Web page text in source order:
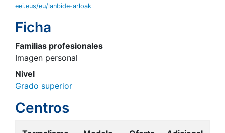
eei.eus/eu/lanbide-arloak
Ficha
Familias profesionales
Imagen personal
Nivel
Grado superior
Centros